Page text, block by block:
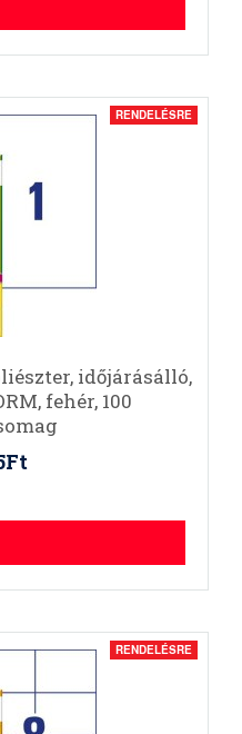
RENDELÉSRE
időjárásálló,
fehér, 100
RENDELÉSRE